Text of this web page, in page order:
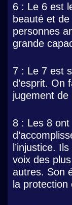
6 : Le 6 est
beauté et
personnes
grande
7 : Le 7 est
d’esprit. On
jugement de
8 : Les 8
l’injustice.
voix des
autres. Son
la protection